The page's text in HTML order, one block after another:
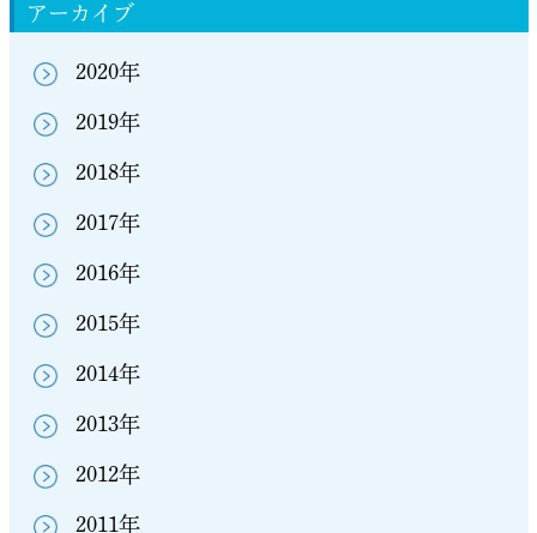
アーカイブ
2020年
2019年
2018年
2017年
2016年
2015年
2014年
2013年
2012年
2011年